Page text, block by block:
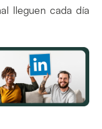
lleguen cada día